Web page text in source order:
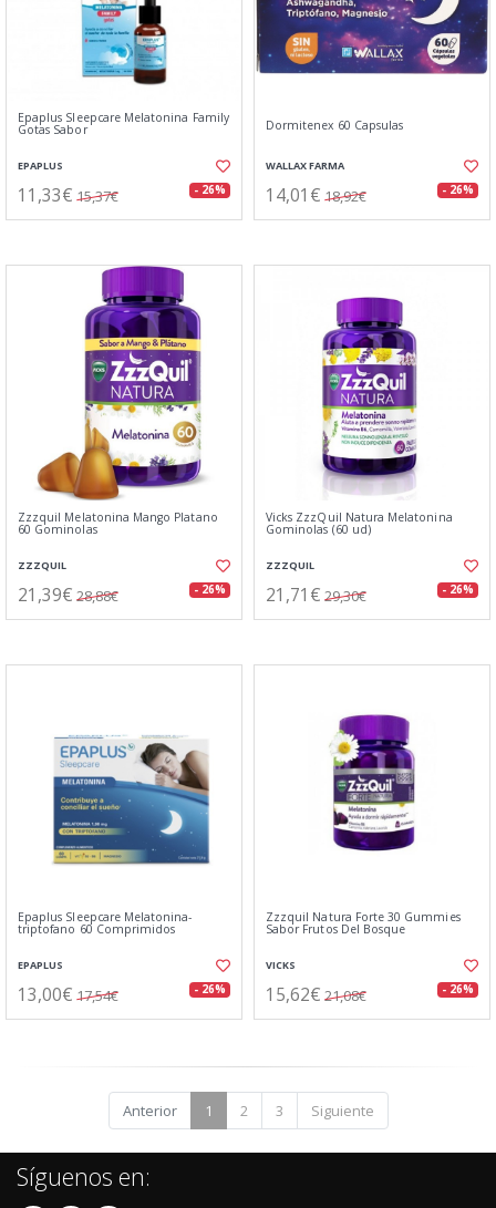
Epaplus Sleepcare Melatonina Family
Gotas Sabor
EPAPLUS
11,33€ 15,37€ - 26%
Dormitenex 60 Capsulas
WALLAX FARMA
14,01€ 18,92€ - 26%
Zzzquil Melatonina Mango Platano
60 Gominolas
ZZZQUIL
21,39€ 28,88€ - 26%
Vicks ZzzQuil Natura Melatonina
Gominolas (60 ud)
ZZZQUIL
21,71€ 29,30€ - 26%
Epaplus Sleepcare Melatonina-
triptofano 60 Comprimidos
EPAPLUS
13,00€ 17,54€ - 26%
Zzzquil Natura Forte 30 Gummies
Sabor Frutos Del Bosque
VICKS
15,62€ 21,08€ - 26%
Anterior 1 2 3 Siguiente
Síguenos en: